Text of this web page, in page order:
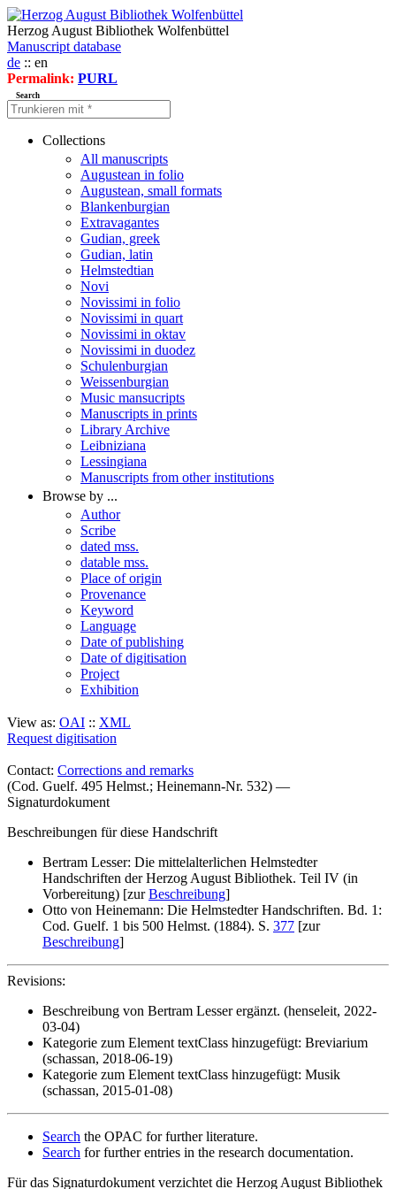
Herzog August Bibliothek Wolfenbüttel
Manuscript database
de :: en
Permalink: PURL
Search
Collections
All manuscripts
Augustean in folio
Augustean, small formats
Blankenburgian
Extravagantes
Gudian, greek
Gudian, latin
Helmstedtian
Novi
Novissimi in folio
Novissimi in quart
Novissimi in oktav
Novissimi in duodez
Schulenburgian
Weissenburgian
Music mansucripts
Manuscripts in prints
Library Archive
Leibniziana
Lessingiana
Manuscripts from other institutions
Browse by ...
Author
Scribe
dated mss.
datable mss.
Place of origin
Provenance
Keyword
Language
Date of publishing
Date of digitisation
Project
Exhibition
View as: OAI :: XML
Request digitisation
Contact: Corrections and remarks
(Cod. Guelf. 495 Helmst.; Heinemann-Nr. 532) —
Signaturdokument
Beschreibungen für diese Handschrift
Bertram Lesser: Die mittelalterlichen Helmstedter
Handschriften der Herzog August Bibliothek. Teil IV (in
Vorbereitung) [zurBeschreibung]
Otto von Heinemann: Die Helmstedter Handschriften. Bd. 1:
Cod. Guelf. 1 bis 500 Helmst. (1884). S. 377 [zur
Beschreibung]
Revisions:
Beschreibung von Bertram Lesser ergänzt. (henseleit, 2022-
03-04)
Kategorie zum Element textClass hinzugefügt: Breviarium
(schassan, 2018-06-19)
Kategorie zum Element textClass hinzugefügt: Musik
(schassan, 2015-01-08)
Search the OPAC for further literature.
Search for further entries in the research documentation.
Für das Signaturdokument verzichtet die Herzog August Bibliothek